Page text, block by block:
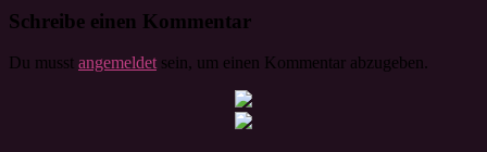
Schreibe einen Kommentar
Du musst angemeldet sein, um einen Kommentar abzugeben.